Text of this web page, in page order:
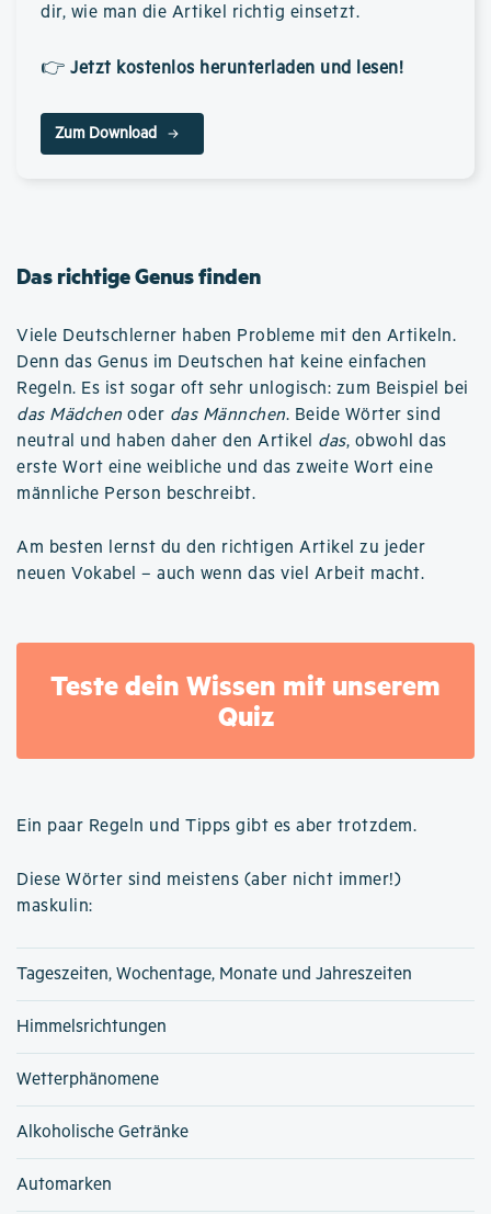
dir, wie man die Artikel richtig einsetzt.
👉 Jetzt kostenlos herunterladen und lesen!
Zum Download
Das richtige Genus finden
Viele Deutschlerner haben Probleme mit den Artikeln.
Denn das Genus im Deutschen hat keine einfachen
Regeln. Es ist sogar oft sehr unlogisch: zum Beispiel bei
das Mädchen oder das Männchen. Beide Wörter sind
neutral und haben daher den Artikel das, obwohl das
erste Wort eine weibliche und das zweite Wort eine
männliche Person beschreibt.
Am besten lernst du den richtigen Artikel zu jeder
neuen Vokabel – auch wenn das viel Arbeit macht.
Teste dein Wissen mit unserem
Quiz
Ein paar Regeln und Tipps gibt es aber trotzdem.
Diese Wörter sind meistens (aber nicht immer!)
maskulin:
Tageszeiten, Wochentage, Monate und Jahreszeiten
Himmelsrichtungen
Wetterphänomene
Alkoholische Getränke
Automarken